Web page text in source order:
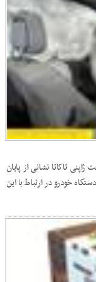
تاکاتا نشانی از پایان
خودرو در ارتباط با این